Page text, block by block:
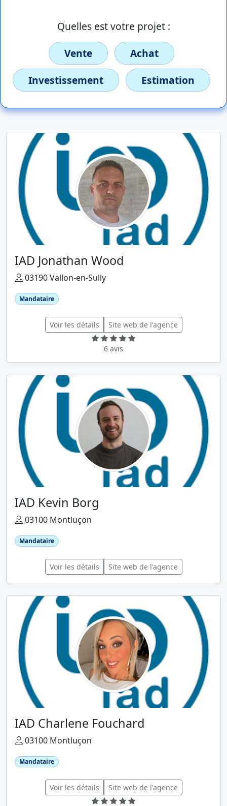
Quelles est votre projet :
Vente
Achat
Investissement
Estimation
IAD Jonathan Wood
03190 Vallon-en-Sully
Mandataire
Voir les détails Site web de l'agence
6 avis
IAD Kevin Borg
03100 Montluçon
Mandataire
Voir les détails Site web de l'agence
IAD Charlene Fouchard
03100 Montluçon
Mandataire
Voir les détails Site web de l'agence